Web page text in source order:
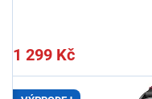
1 299 Kč